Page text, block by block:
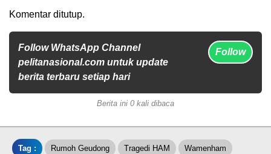
Komentar ditutup.
Follow WhatsApp Channel
pelitanasional.com untuk update
berita terbaru setiap hari
Follow
Berita ini 0 kali dibaca
Tag : Rumoh Geudong Tragedi HAM Wamenham